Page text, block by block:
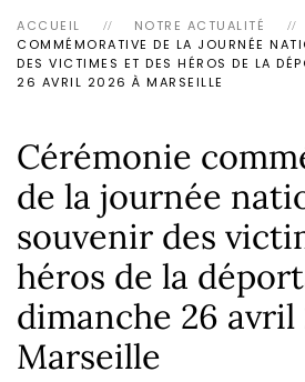
ACCUEIL NOTRE ACTUALITÉ
COMMÉMORATIVE DE LA JOURNÉE
DES VICTIMES ET DES HÉROS DE LA
26 AVRIL 2026 À MARSEILLE
Cérémonie
de la journée
souvenir des
héros de la
dimanche 26 avril
Marseille